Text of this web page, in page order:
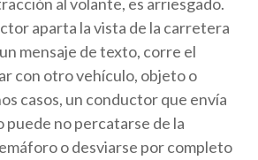
aparta la vista de la carretera
mensaje de texto, corre el
con otro vehículo, objeto o
casos, un conductor que envía
puede no percatarse de la
o desviarse por completo